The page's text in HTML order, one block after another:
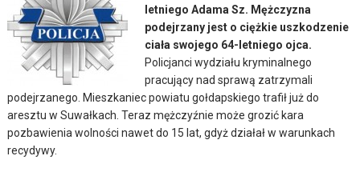
letniego Adama Sz. Mężczyzna
podejrzany jest o ciężkie uszkodzenie
ciała swojego 64-letniego ojca.
Policjanci wydziału kryminalnego
pracujący nad sprawą zatrzymali
podejrzanego. Mieszkaniec powiatu gołdapskiego trafił już do
aresztu w Suwałkach. Teraz mężczyźnie może grozić kara
pozbawienia wolności nawet do 15 lat, gdyż działał w warunkach
recydywy.